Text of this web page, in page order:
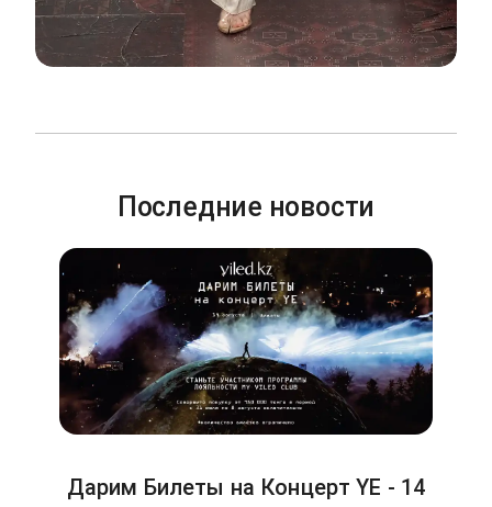
Последние новости
Дарим Билеты на Концерт YE - 14